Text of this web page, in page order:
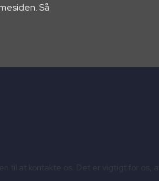
Så
til at kontakte os. Det er vigtigt for os,